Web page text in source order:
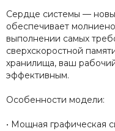
Сердце системы —
обеспечивает
выполнении самых
сверхскоростной
хранилища, ваш
эффективным.
Особенности модели:
• Мощная графическая